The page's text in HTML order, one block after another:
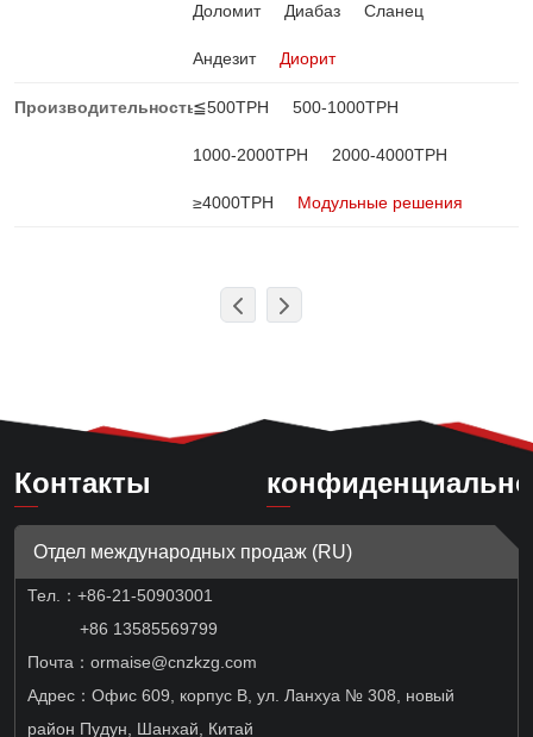
Доломит Диабаз Сланец
Андезит Диорит
Производительность:≦500TPH 500-1000TPH
1000-2000TPH 2000-4000TPH
≥4000TPH Модульные решения
Контакты
Отдел международных продаж (RU)
Тел.： +86-21-50903001
+86 13585569799
Почта：ormaise@cnzkzg.com
Адрес：Офис 609, корпус B, ул. Ланхуа № 308, новый
район Пудун, Шанхай, Китай